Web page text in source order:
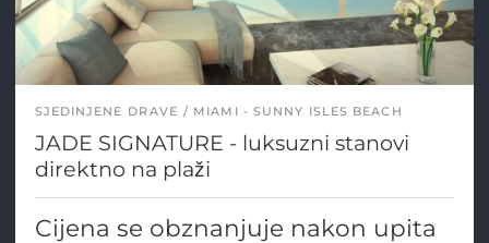
SJEDINJENE DRAVE MIAMI - SUNNY ISLES BEACH
JADE SIGNATURE - luksuzni stanovi
direktno na plaži
Cijena se obznanjuje nakon upita